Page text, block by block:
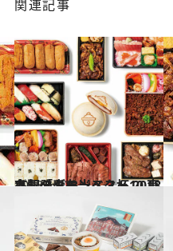
関連記事
2018.12.23
人気のお弁当ベスト10 東京駅「グランスタ杯 2018冬」発表！
グルメ